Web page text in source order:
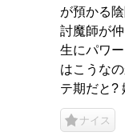
が預かる
討魔師が
生にパワ
はこうな
テ期だと?
ナイス